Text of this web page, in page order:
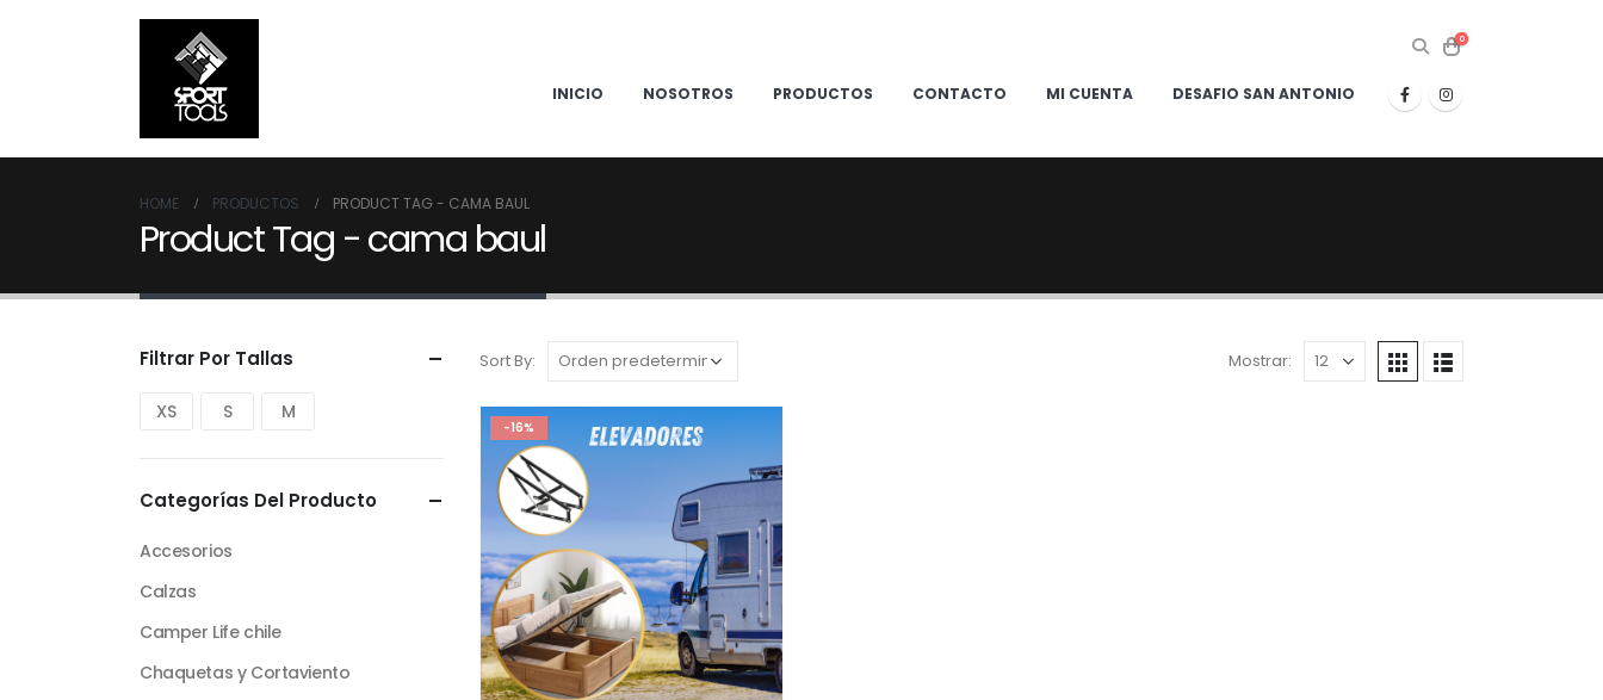
0
INICIO NOSOTROS PRODUCTOS CONTACTO MI CUENTA DESAFIO SAN ANTONIO
HOME PRODUCTOS PRODUCT TAG - CAMA BAUL
Product Tag - cama baul
Sort By: Mostrar:
-16%
Filtrar Por Tallas
XS S M
Categorías Del Producto
Accesorios
Calzas
Camper Life chile
Chaquetas y Cortaviento